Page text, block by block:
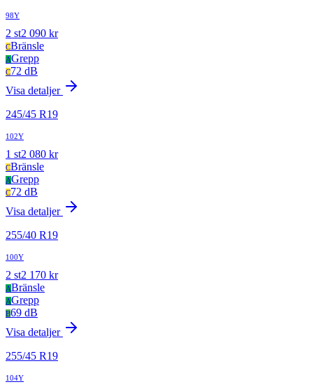
98Y
2 st2 090 kr
CBränsle
AGrepp
C72 dB
Visa detaljer
245/45 R19
102Y
1 st2 080 kr
CBränsle
AGrepp
C72 dB
Visa detaljer
255/40 R19
100Y
2 st2 170 kr
ABränsle
AGrepp
B69 dB
Visa detaljer
255/45 R19
104Y